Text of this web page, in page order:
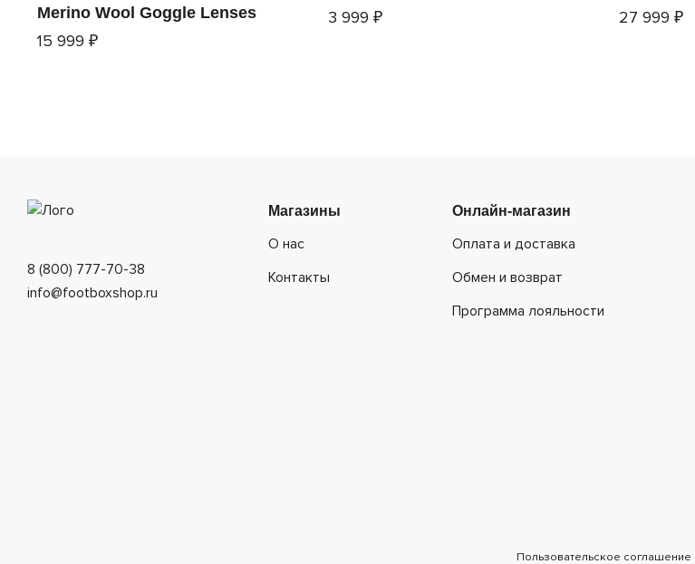
Merino Wool Goggle Lenses
15 999 ₽
3 999 ₽ 27 999 ₽
8 (800) 777-70-38
info@footboxshop.ru
Магазины
О нас
Контакты
Онлайн-магазин
Оплата и доставка
Обмен и возврат
Программа лояльности
Пользовательское соглашение